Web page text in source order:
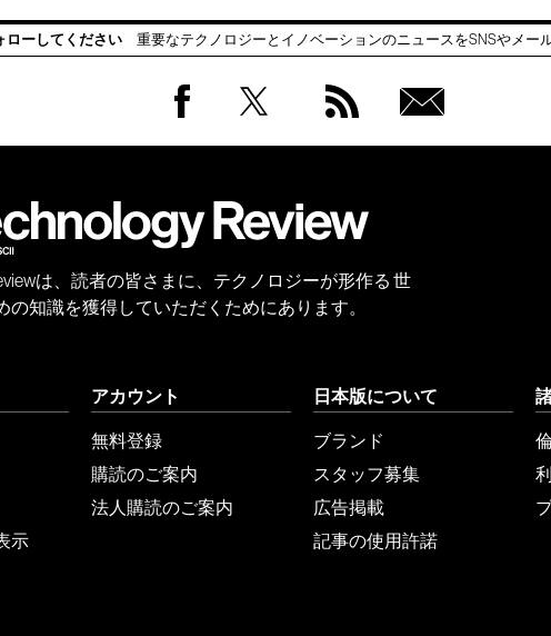
ローしてください 重要なテクノロジーとイノベーションのニュースをSNSやメー
会員
は、読者の皆さまに、テクノロジーが形作る 世
の知識を獲得していただくためにあります。
示
アカウント
無料登録
購読のご案内
法人購読のご案内
日本版について
ブランド
スタッフ募集
広告掲載
記事の使用許諾